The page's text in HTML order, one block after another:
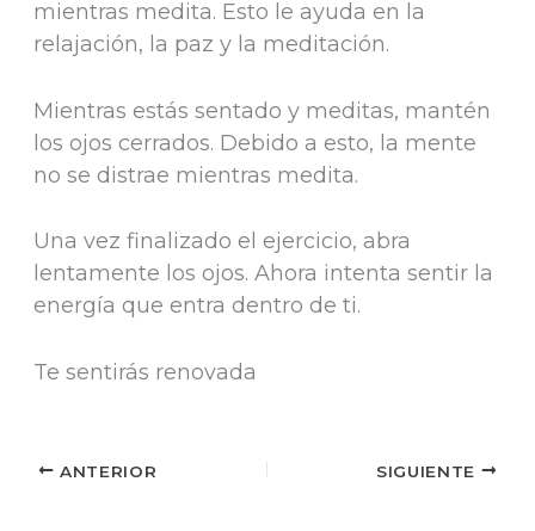
mientras medita. Esto le ayuda en la
relajación, la paz y la meditación.
Mientras estás sentado y meditas, mantén
los ojos cerrados. Debido a esto, la mente
no se distrae mientras medita.
Una vez finalizado el ejercicio, abra
lentamente los ojos. Ahora intenta sentir la
energía que entra dentro de ti.
Te sentirás renovada
ANTERIOR SIGUIENTE